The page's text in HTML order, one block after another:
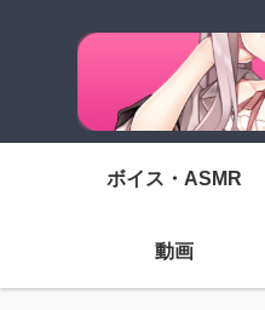
ボイス・ASMR
動画